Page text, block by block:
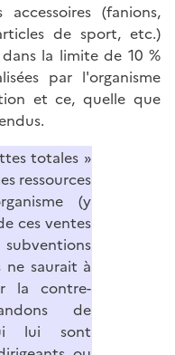
(fanions,
de sport, etc.)
la limite de 10 %
par l'organisme
et ce, quelle que
totales »
ressources
(y
ces ventes
saurait à
la contre-
de
lui sont